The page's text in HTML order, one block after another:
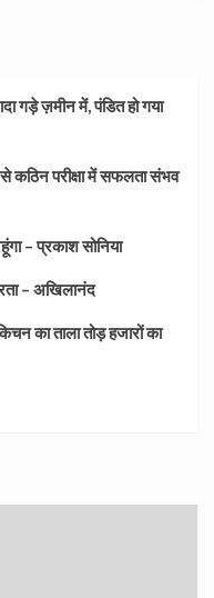
गड़े ज़मीन में, पंडित हो गया
कठिन परीक्षा में सफलता संभव
– प्रकाश सोनिया
– अखिलानंद
का ताला तोड़ हजारों का